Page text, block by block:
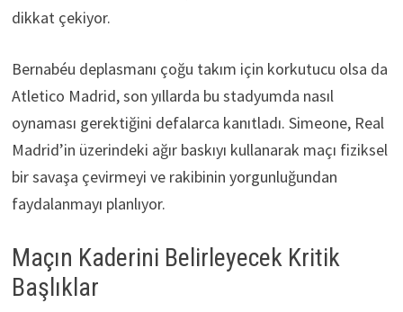
dikkat çekiyor.
Bernabéu deplasmanı çoğu takım için korkutucu olsa da
Atletico Madrid, son yıllarda bu stadyumda nasıl
oynaması gerektiğini defalarca kanıtladı. Simeone, Real
Madrid’in üzerindeki ağır baskıyı kullanarak maçı fiziksel
bir savaşa çevirmeyi ve rakibinin yorgunluğundan
faydalanmayı planlıyor.
Maçın Kaderini Belirleyecek Kritik
Başlıklar